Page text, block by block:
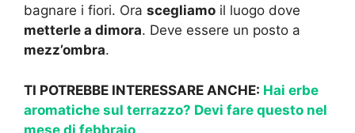
bagnare i fiori. Ora scegliamo il luogo dove
metterle a dimora. Deve essere un posto a
mezz’ombra.
TI POTREBBE INTERESSARE ANCHE: Hai erbe
aromatiche sul terrazzo? Devi fare questo nel
mese di febbraio